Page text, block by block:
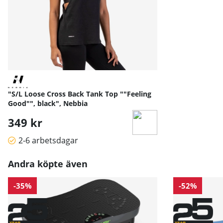
"S/L Loose Cross Back Tank Top ""Feeling
Good"", black", Nebbia
349 kr
2-6 arbetsdagar
Andra köpte även
-35% -52%